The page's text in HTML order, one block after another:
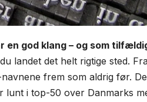
en god klang – og som
landet det helt rigtige sted.
frem som aldrig før.
i top-50 over Danmarks